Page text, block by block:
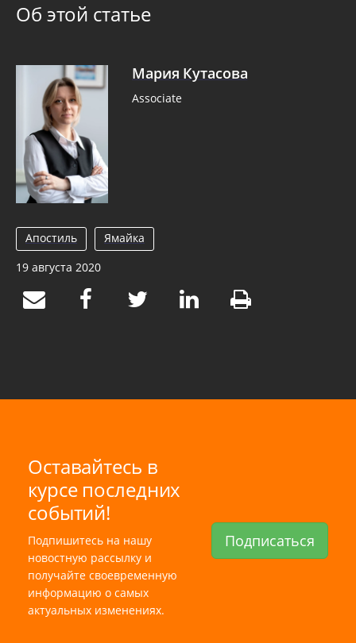
Об этой статье
Мария Кутасова
Associate
Апостиль
Ямайка
19 августа 2020
Оставайтесь в
курсе последних
событий!
Подпишитесь на нашу
новостную рассылку и
получайте своевременную
информацию о самых
актуальных изменениях.
Подписаться